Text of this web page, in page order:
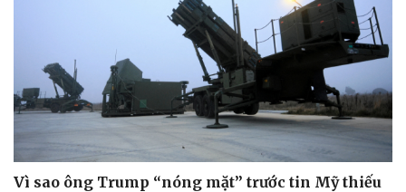
Vì sao ông Trump “nóng mặt” trước tin Mỹ thiếu